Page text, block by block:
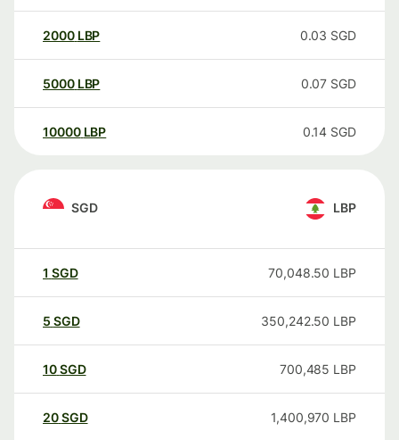
2000 LBP 0.03 SGD
5000 LBP 0.07 SGD
10000 LBP 0.14 SGD
SGD LBP
1 SGD 70,048.50 LBP
5 SGD 350,242.50 LBP
10SGD 700,485 LBP
20SGD 1,400,970 LBP